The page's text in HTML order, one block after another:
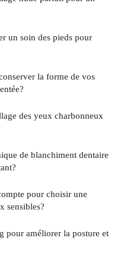
un soin des pieds pour
la forme de vos
des yeux charbonneux
de blanchiment dentaire
pour choisir une
sensibles?
pour améliorer la posture et